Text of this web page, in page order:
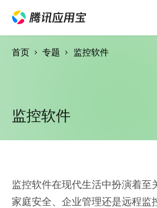
首页 专题 监控软件
监控软件
监控软件在现代生活中扮演着至
家庭安全、企业管理还是远程监